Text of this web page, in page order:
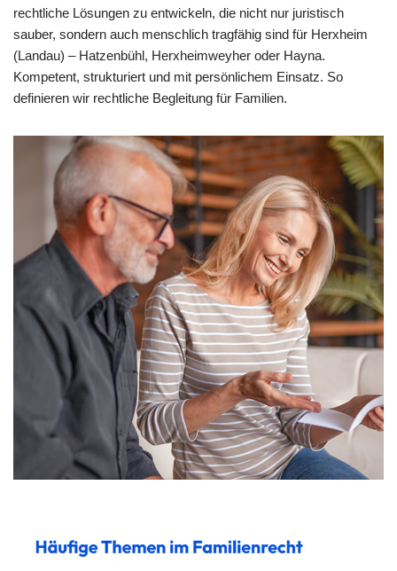
rechtliche Lösungen zu entwickeln, die nicht nur juristisch
sauber, sondern auch menschlich tragfähig sind für Herxheim
(Landau) – Hatzenbühl, Herxheimweyher oder Hayna.
Kompetent, strukturiert und mit persönlichem Einsatz. So
definieren wir rechtliche Begleitung für Familien.